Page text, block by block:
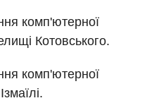
комп'ютерної
Котовського.
комп'ютерної